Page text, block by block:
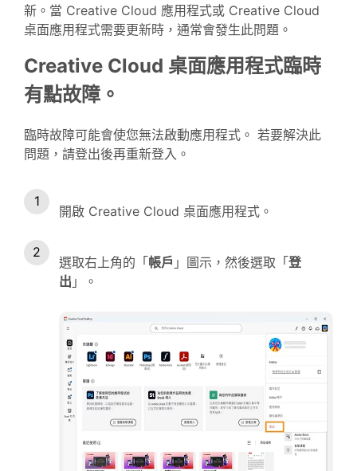
新。當 Creative Cloud 應用程式或 Creative Cloud
桌面應用程式需要更新時，通常會發生此問題。
Creative Cloud 桌面應用程式臨時
有點故障。
臨時故障可能會使您無法啟動應用程式。 若要解決此
問題，請登出後再重新登入。
開啟 Creative Cloud 桌面應用程式。
選取右上角的「帳戶 」圖示，然後選取「登
出 」。